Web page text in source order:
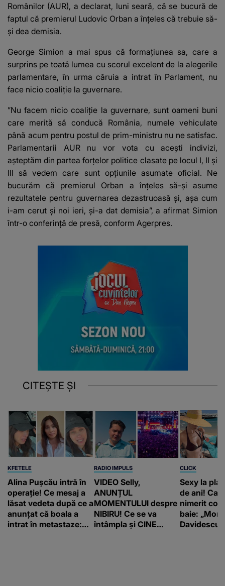
Românilor (AUR), a declarat, luni seară, că se bucură de
faptul că premierul Ludovic Orban a înțeles că trebuie să-
şi dea demisia.
George Simion a mai spus că formaţiunea sa, care a
surprins pe toată lumea cu scorul excelent de la alegerile
parlamentare, în urma căruia a intrat în Parlament, nu
face nicio coaliţie la guvernare.
”Nu facem nicio coaliţie la guvernare, sunt oameni buni
care merită să conducă România, numele vehiculate
până acum pentru postul de prim-ministru nu ne satisfac.
Parlamentarii AUR nu vor vota cu aceşti indivizi,
aşteptăm din partea forţelor politice clasate pe locul I, II şi
III să vedem care sunt opţiunile asumate oficial. Ne
bucurăm că premierul Orban a înţeles să-şi asume
rezultatele pentru guvernarea dezastruoasă şi, aşa cum
i-am cerut şi noi ieri, şi-a dat demisia”, a afirmat Simion
într-o conferinţă de presă, conform Agerpres.
CITEȘTE ȘI
KFETELE
Alina Pușcău intră în
operație! Ce mesaj a
lăsat vedeta după ce a
anunțat că boala a
intrat în metastaze:
RADIO IMPULS
VIDEO Selly,
ANUNȚUL
MOMENTULUI despre
NIBIRU! Ce se va
întâmpla și CINE
CLICK
Sexy la
de ani!
nimerit
baie:
Davidescu